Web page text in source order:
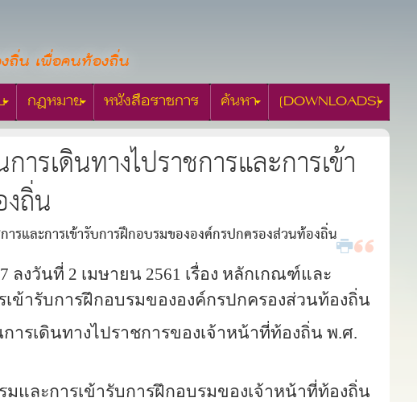
ถิ่น เพื่อคนท้องถิ่น
กฎหมาย หนังสือราชการ ค้นหา [DOWNLOADS]
รเดินทางไปราชการและการเข้า
ถิ่น
รและการเข้ารับการฝึกอบรมขององค์กรปกครองส่วนท้องถิ่น
ลงวันที่ 2 เมษายน 2561 เรื่อง หลักเกณฑ์และ
ข้ารับการฝึกอบรมขององค์กรปกครองส่วนท้องถิ่น
ารเดินทางไปราชการของเจ้าหน้าที่ท้องถิ่น พ.ศ.
และการเข้ารับการฝึกอบรมของเจ้าหน้าที่ท้องถิ่น